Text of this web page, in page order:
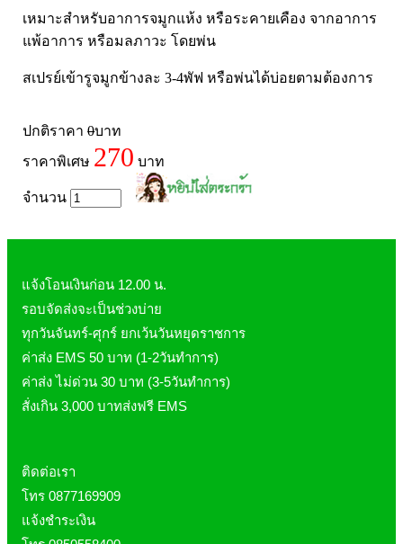
เหมาะสำหรับอาการจมูกแห้ง หรือระคายเคือง จากอาการ
แพ้อาการ หรือมลภาวะ โดยพ่น
สเปรย์เข้ารูจมูกข้างละ 3-4พัฟ หรือพ่นได้บ่อยตามต้องการ
ปกติราคา0บาท
ราคาพิเศษ 270 บาท
จำนวน
แจ้งโอนเงินก่อน 12.00 น.
รอบจัดส่งจะเป็นช่วงบ่าย
ทุกวันจันทร์-ศุกร์ ยกเว้นวันหยุดราชการ
ค่าส่ง EMS 50 บาท (1-2วันทำการ)
ค่าส่ง ไม่ด่วน 30 บาท (3-5วันทำการ)
สั่งเกิน 3,000 บาทส่งฟรี EMS
ติดต่อเรา
โทร 0877169909
แจ้งชำระเงิน